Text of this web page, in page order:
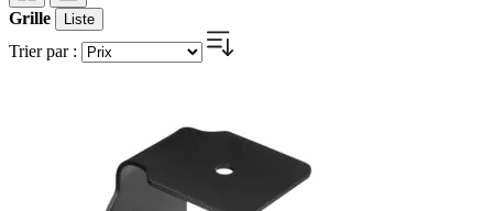
Grille Liste
Trier par :